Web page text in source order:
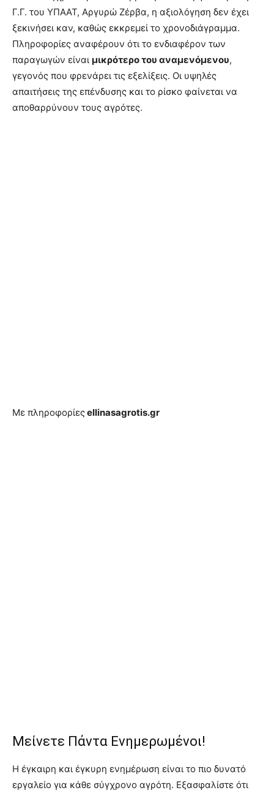
Γ.Γ. του ΥΠΑΑΤ, Αργυρώ Ζέρβα, η αξιολόγηση δεν έχει
ξεκινήσει καν, καθώς εκκρεμεί το χρονοδιάγραμμα.
Πληροφορίες αναφέρουν ότι το ενδιαφέρον των
παραγωγών είναι μικρότερο του αναμενόμενου,
γεγονός που φρενάρει τις εξελίξεις. Οι υψηλές
απαιτήσεις της επένδυσης και το ρίσκο φαίνεται να
αποθαρρύνουν τους αγρότες.
Με πληροφορίεςellinasagrotis.gr
Μείνετε Πάντα Ενημερωμένοι!
Η έγκαιρη και έγκυρη ενημέρωση είναι το πιο δυνατό
εργαλείο για κάθε σύγχρονο αγρότη. Εξασφαλίστε ότι